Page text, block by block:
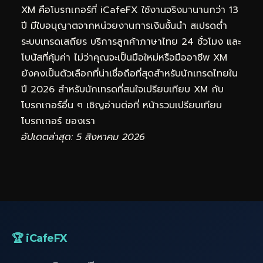
XM คือโบรกเกอร์ที่ iCafeFX ใช้งานจริงมานานกว่า 13
ปี มีใบอนุญาตจากหน่วยงานการเงินชั้นนำ สเปรดต่ำ
ระบบเทรดเสถียร บริการลูกค้าภาษาไทย 24 ชั่วโมง และ
โบนัสที่คุ้มค่า ไม่ว่าคุณจะเป็นมือใหม่หรือมืออาชีพ XM
ยังคงเป็นตัวเลือกที่น่าเชื่อถือที่สุดสำหรับนักเทรดไทยใน
ปี 2026 สำหรับนักเทรดที่สนใจเปรียบเทียบ XM กับ
โบรกเกอร์อื่น ๆ เชิญอ่านต่อที่ หน้ารวมเปรียบเทียบ
โบรกเกอร์ ของเรา
อัปเดตล่าสุด: 5 สิงหาคม 2026
🏆 iCafeFX